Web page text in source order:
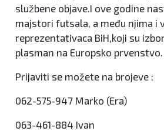
službene objave.I ove godine
majstori futsala, a među njima i
reprezentativaca BiH,koji su
plasman na Europsko prvenstvo.
Prijaviti se možete na brojeve :
062-575-947 Marko (Era)
063-461-884 Ivan